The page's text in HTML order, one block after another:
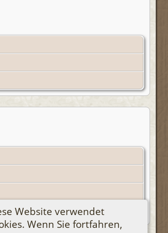
Website verwendet
Wenn Sie fortfahren,